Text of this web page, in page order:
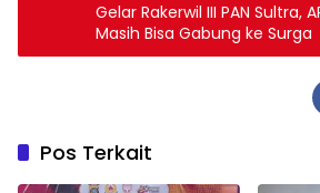
Gelar Rakerwil III PAN Sultra,
Masih Bisa Gabung ke Surga
Pos Terkait